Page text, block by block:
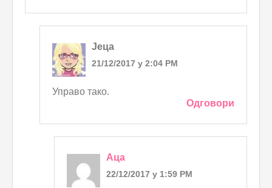
Јеца
21/12/2017 у 2:04 PM
Управо тако.
Одговори
Аца
22/12/2017 у 1:59 PM